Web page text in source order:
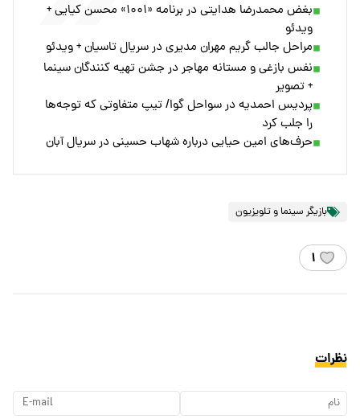
بغض محمدرضا هدایتی در برنامه «۱۰۰۱» محسن کیایی +
ویدئو
مراحل جالب گریم مهران مدیری در سریال تاسیان + ویدئو
نفس بازغی و مستانه مهاجر در جشن تهیه کنندگان سینما
+ تصویر
پردیس احمدیه در سواحل گوا/ تیپ متفاوتی که توجه‌ها
را جلب کرد
حرف‌های امین حیایی درباره شهاب حسینی در سریال آبان
بازیگر سینما و تلویزیون
۱
نظرات